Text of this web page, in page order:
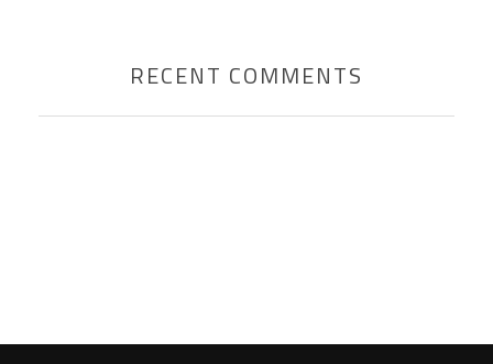
RECENT COMMENTS